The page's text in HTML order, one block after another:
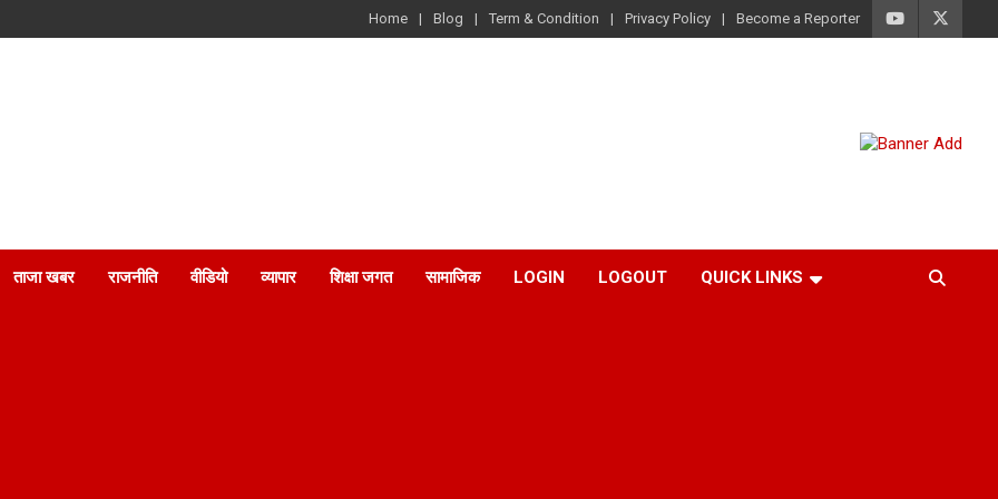
Home Blog Term & Condition Privacy Policy Become a Reporter
ताजा खबर राजनीति वीडियो व्यापार शिक्षा जगत सामाजिक LOGIN LOGOUT QUICK LINKS